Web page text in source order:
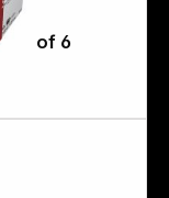
WECK Round Rim Jar Muffin 165ml Set of 6